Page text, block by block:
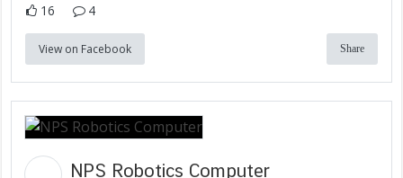
16 4
View on Facebook Share
NPS Robotics Computer